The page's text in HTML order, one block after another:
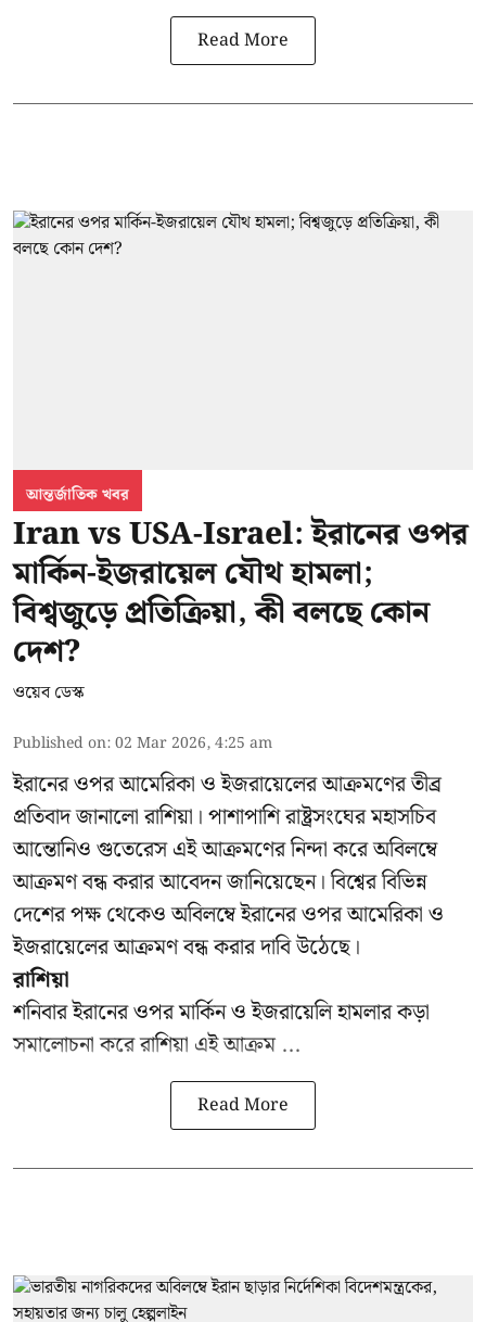
Read More
আন্তর্জাতিক খবর
Iran vs USA-Israel: ইরানের ওপর
মার্কিন-ইজরায়েল যৌথ হামলা;
বিশ্বজুড়ে প্রতিক্রিয়া, কী বলছে কোন
দেশ?
ওয়েব ডেস্ক
Published on:02 Mar 2026, 4:25 am
ইরানের ওপর আমেরিকা ও ইজরায়েলের আক্রমণের তীব্র
প্রতিবাদ জানালো রাশিয়া। পাশাপাশি রাষ্ট্রসংঘের মহাসচিব
আন্তোনিও গুতেরেস এই আক্রমণের নিন্দা করে অবিলম্বে
আক্রমণ বন্ধ করার আবেদন জানিয়েছেন। বিশ্বের বিভিন্ন
দেশের পক্ষ থেকেও অবিলম্বে ইরানের ওপর আমেরিকা ও
ইজরায়েলের আক্রমণ বন্ধ করার দাবি উঠেছে।
রাশিয়া
শনিবার ইরানের ওপর মার্কিন ও ইজরায়েলি হামলার কড়া
সমালোচনা করে রাশিয়া এই আক্রম ...
Read More